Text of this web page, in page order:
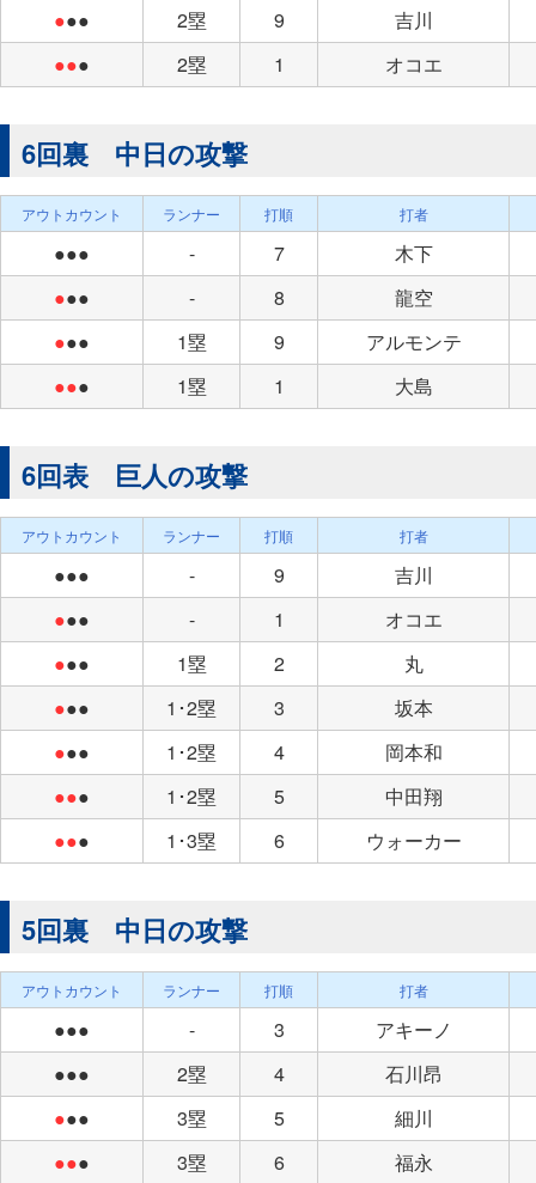
●●● 2塁 9
吉川
●●● 2塁 1 オコエ
6回裏 中日の攻撃
アウトカウント ランナー 打順 打者
●●● - 7
木下
●●● - 8
龍空
●●● 1塁 9
アルモンテ
●●● 1塁 1 大島
6回表 巨人の攻撃
アウトカウント ランナー 打順 打者
●●● - 9
吉川
●●● - 1
オコエ
●●● 1塁 2
丸
●●● 1･2塁 3
坂本
●●● 1･2塁 4
岡本和
●●● 1･2塁 5
中田翔
●●● 1･3塁 6 ウォーカー
5回裏 中日の攻撃
アウトカウント ランナー 打順 打者
●●● - 3
アキーノ
●●●
2塁 4
石川昂
●●● 3塁 5
細川
●●● 3塁 6 福永